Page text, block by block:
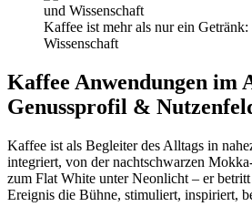
Kaffee ist mehr als nur ein
Wissenschaft
Kaffee Anwendungen im
Genussprofil &
Kaffee ist als Begleiter des Alltags in
integriert, von der nachtschwarzen
zum Flat White unter Neonlicht – er betritt
Ereignis die Bühne, stimuliert, inspiriert,